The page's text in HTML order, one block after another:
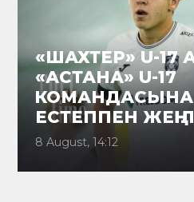
«ШАХТЕР» U-
«АСТАНА» U-17
КОМАНДАСЫНА
ЕСТЕППЕН
8 August, 14:12